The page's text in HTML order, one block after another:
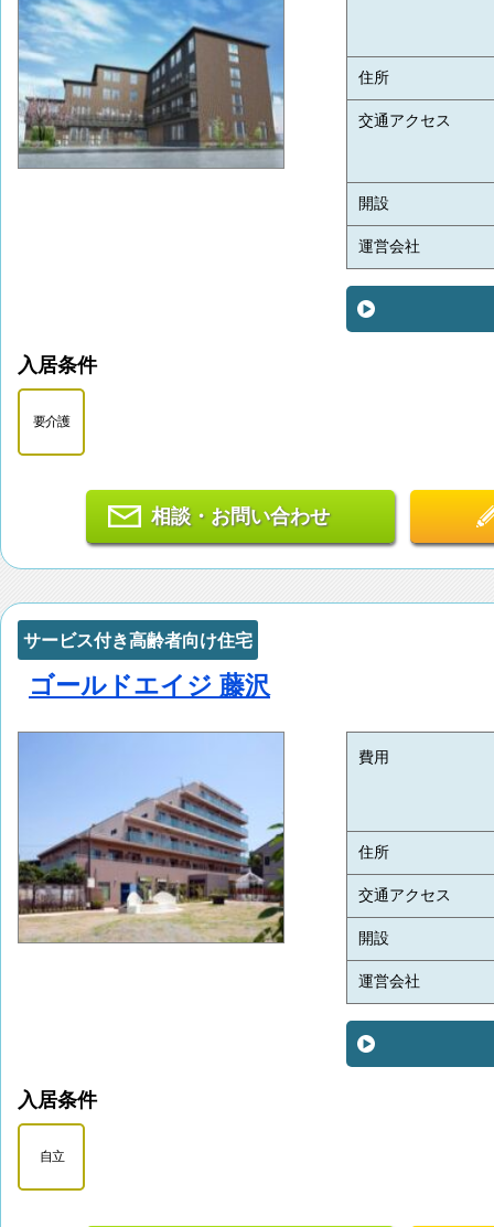
住所
交通アクセス
開設
運営会社
入居条件
要介護
相談・お問い合わせ
サービス付き高齢者向け住宅
ゴールドエイジ 藤沢
費用
住所
交通アクセス
開設
運営会社
入居条件
自立